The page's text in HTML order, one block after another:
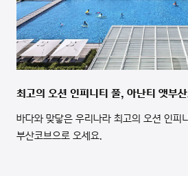
최고의 오션 인피니티 풀, 아난티 앳부
바다와 맞닿은 우리나라 최고의 오션 인피
부산코브으로 오세요.